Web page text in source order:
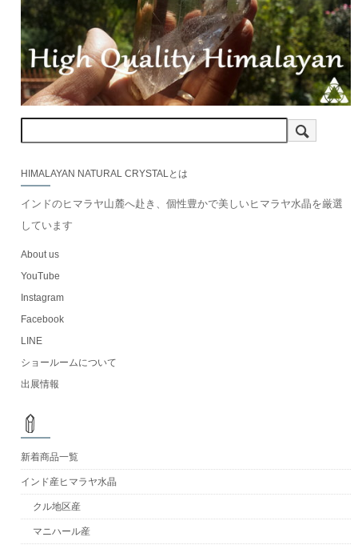
HIMALAYAN NATURAL CRYSTALとは
インドのヒマラヤ山麓へ赴き、個性豊かで美しいヒマラヤ水晶を厳選
しています
About us
YouTube
Instagram
Facebook
LINE
ショールームについて
出展情報
新着商品一覧
インド産ヒマラヤ水晶
クル地区産
マニハール産